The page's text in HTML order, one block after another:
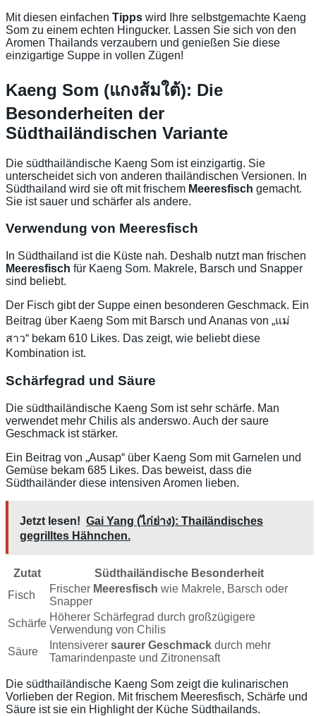
Mit diesen einfachen Tipps wird Ihre selbstgemachte Kaeng
Som zu einem echten Hingucker. Lassen Sie sich von den
Aromen Thailands verzaubern und genießen Sie diese
einzigartige Suppe in vollen Zügen!
Kaeng Som (แกงส้มใต้): Die
Besonderheiten der
Südthailändischen Variante
Die südthailändische Kaeng Som ist einzigartig. Sie
unterscheidet sich von anderen thailändischen Versionen. In
Südthailand wird sie oft mit frischem Meeresfisch gemacht.
Sie ist sauer und schärfer als andere.
Verwendung von Meeresfisch
In Südthailand ist die Küste nah. Deshalb nutzt man frischen
Meeresfisch für Kaeng Som. Makrele, Barsch und Snapper
sind beliebt.
Der Fisch gibt der Suppe einen besonderen Geschmack. Ein
Beitrag über Kaeng Som mit Barsch und Ananas von „แม่
สาว“ bekam 610 Likes. Das zeigt, wie beliebt diese
Kombination ist.
Schärfegrad und Säure
Die südthailändische Kaeng Som ist sehr schärfe. Man
verwendet mehr Chilis als anderswo. Auch der saure
Geschmack ist stärker.
Ein Beitrag von „Ausap“ über Kaeng Som mit Garnelen und
Gemüse bekam 685 Likes. Das beweist, dass die
Südthailänder diese intensiven Aromen lieben.
Jetzt lesen! Gai Yang (ไก่ย่าง): Thailändisches
gegrilltes Hähnchen.
Zutat
Südthailändische Besonderheit
Fisch
Frischer Meeresfisch wie Makrele, Barsch oder
Snapper
Schärfe
Höherer Schärfegrad durch großzügigere
Verwendung von Chilis
Säure
Intensiverer saurer Geschmack durch mehr
Tamarindenpaste und Zitronensaft
Die südthailändische Kaeng Som zeigt die kulinarischen
Vorlieben der Region. Mit frischem Meeresfisch, Schärfe und
Säure ist sie ein Highlight der Küche Südthailands.